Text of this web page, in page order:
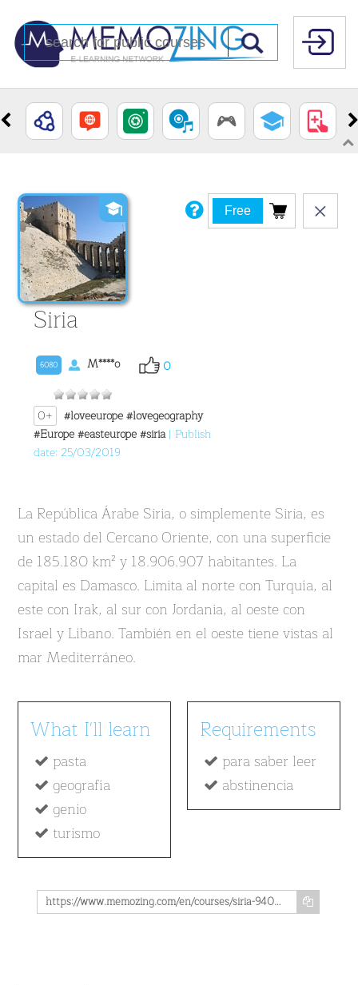
Siria
6080 M****o 0
0+ #loveeurope#lovegeography
#Europe#easteurope#siria| Publish
date: 25/03/2019
Free
La República Árabe Siria, o simplemente Siria, es
un estado del Cercano Oriente, con una superficie
de 185.180 km² y 18.906.907 habitantes. La
capital es Damasco. Limita al norte con Turquía, al
este con Irak, al sur con Jordania, al oeste con
Israel y Líbano. También en el oeste tiene vistas al
mar Mediterráneo.
What I'll learn
pasta
geografía
genio
turismo
Requirements
para saber leer
abstinencia
https://www.memozing.com/en/courses/siria-940826e972ff2fd452c8c46